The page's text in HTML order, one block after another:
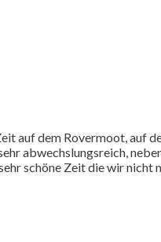
auf dem Rovermoot, auf
abwechslungsreich,
schöne Zeit die wir